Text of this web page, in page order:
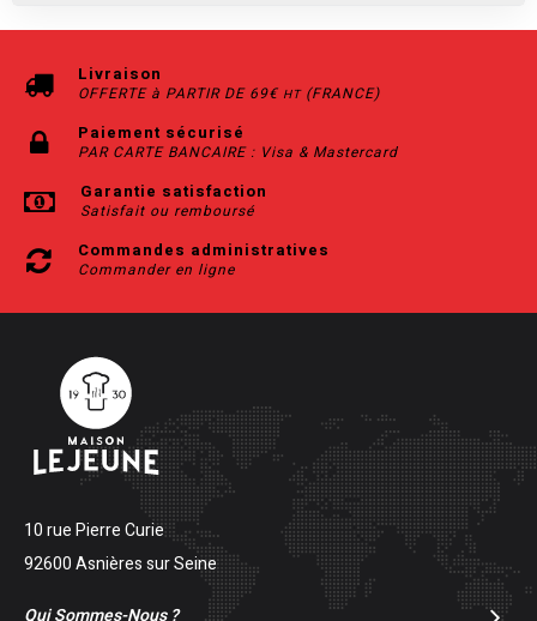
Livraison
OFFERTE à PARTIR DE 69€ HT(FRANCE)
Paiement sécurisé
PAR CARTE BANCAIRE : Visa & Mastercard
Garantie satisfaction
Satisfait ou remboursé
Commandes administratives
Commander en ligne
10 rue Pierre Curie
92600 Asnières sur Seine
Qui Sommes-Nous ?